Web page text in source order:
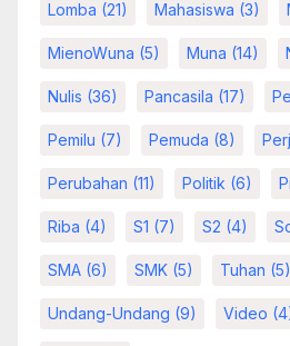
Lomba (21) Mahasiswa (3)
MienoWuna (5) Muna (14)
Nulis (36) Pancasila (17)
Pemilu (7) Pemuda (8)
Perubahan (11) Politik (6)
Riba (4) S1 (7) S2 (4)
SMA (6) SMK (5) Tuhan (5)
Undang-Undang (9) Video